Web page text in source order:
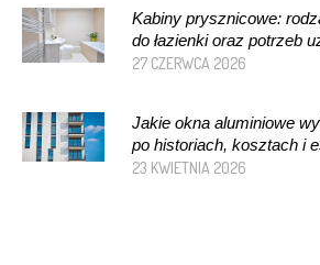
Kabiny prysznicowe:
do łazienki oraz potrzeb
27 CZERWCA 2026
Jakie okna aluminiowe
po historiach, kosztach i
23 KWIETNIA 2026